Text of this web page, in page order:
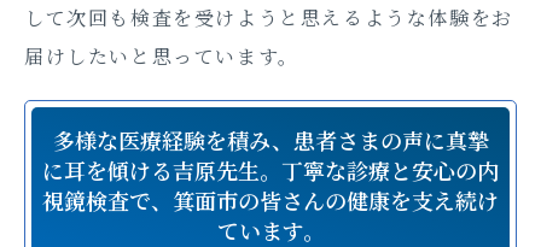
して次回も検査を受けようと思えるような体験をお
届けしたいと思っています。
多様な医療経験を積み、患者さまの声に真摯
に耳を傾ける吉原先生。丁寧な診療と安心の内
視鏡検査で、箕面市の皆さんの健康を支え続け
ています。